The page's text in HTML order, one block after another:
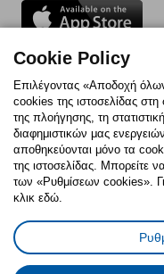
Follow us:
FacebookInstagram
TikTok
Πολιτική Cookies
Γενική
Cookie Policy
Επιλέγοντας «Αποδοχή
cookies της ιστοσελίδας
της πλοήγησης, τη
διαφημιστικών μας
αποθηκεύονται μόνο τα
της ιστοσελίδας. Μπορείτε
των «Ρυθμίσεων cookies».
κλικ εδώ.